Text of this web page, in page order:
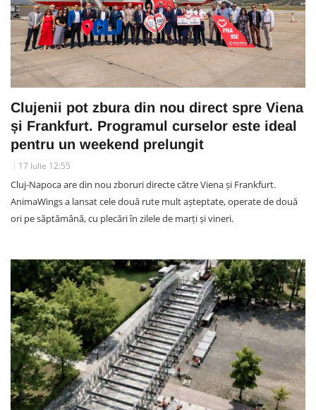
Clujenii pot zbura din nou direct spre Viena
și Frankfurt. Programul curselor este ideal
pentru un weekend prelungit
17 Iulie 12:55
Cluj-Napoca are din nou zboruri directe către Viena și Frankfurt.
AnimaWings a lansat cele două rute mult așteptate, operate de două
ori pe săptămână, cu plecări în zilele de marți și vineri.